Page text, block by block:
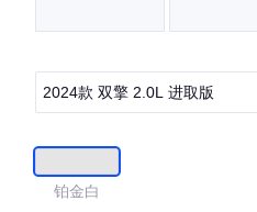
2024款 双擎 2.0L 进取版
铂金白